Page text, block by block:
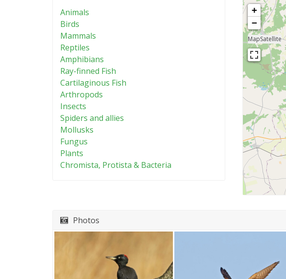
Animals
Birds
Mammals
Reptiles
Amphibians
Ray-finned Fish
Cartilaginous Fish
Arthropods
Insects
Spiders and allies
Mollusks
Fungus
Plants
Chromista, Protista & Bacteria
+
−
Photos